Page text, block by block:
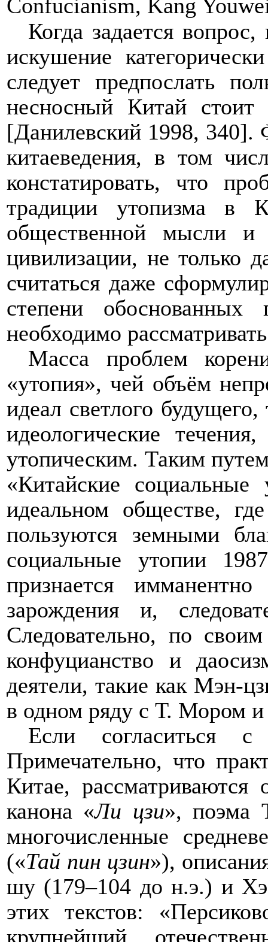
Confucianism, Kang
Когда задается
искушение
следует предпослать
несносный Китай стоит
[Данилевский 1998, 340].
китаеведения, в том
констатировать, что
традиции утопизма в
общественной мысли и
цивилизации, не только
считаться даже
степени
необходимо
Масса проблем
«утопия», чей объём
идеал светлого
идеологические
утопическим. Таким
«Китайские
идеальном обществе,
пользуются земными
социальные утопии
признается
зарождения и,
Следовательно, по
конфуцианство и
деятели, такие как Мэн-
в одном ряду с Т. Мором
Если согласиться с
Примечательно, что
Китае,
канона «Ли цзи», поэма
многочисленные
(«Тай пин цзин»),
шу (179–104 до н.э.) и Хэ
этих текстов:
крупнейший